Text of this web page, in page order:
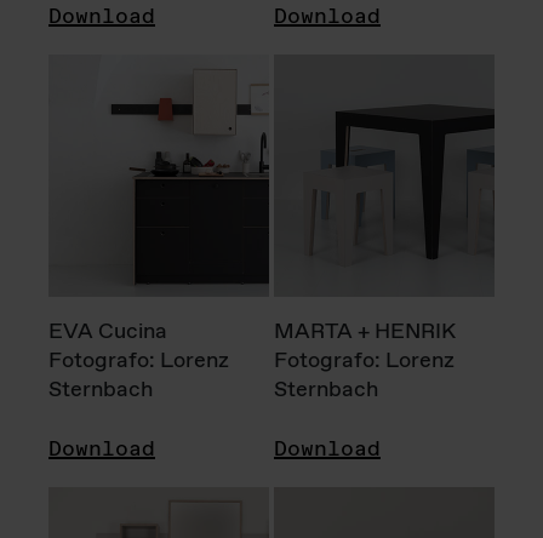
Download Download
EVA Cucina
Fotografo: Lorenz
Sternbach
Download
MARTA + HENRIK
Fotografo: Lorenz
Sternbach
Download